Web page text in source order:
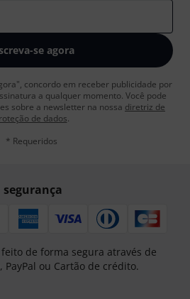
se agora
concordo em receber publicidade por
a qualquer momento. Você pode
sobre a newsletter na nossa diretriz de
de dados.
* Requeridos
segurança
de forma segura através de
ou Cartão de crédito.